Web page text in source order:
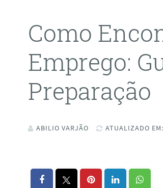
Como
Emprego:
Preparação
ABILIO VARJÃO ATUALIZADO